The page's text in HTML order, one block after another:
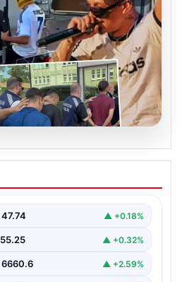
Silah Kullanımı
Alınması
müzik klibinde…
47.74 ▲ +0.18%
55.25 ▲ +0.32%
6660.6 ▲ +2.59%